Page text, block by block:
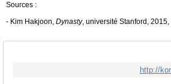
Sources :
- Kim Hakjoon, Dynasty, université Stanford, 2015,
http://